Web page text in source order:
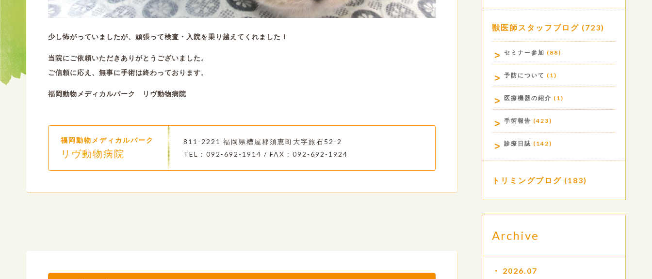
少し怖がっていましたが、頑張って検査・入院を乗り越えてくれました！
当院にご依頼いただきありがとうございました。
ご信頼に応え、無事に手術は終わっております。
福岡動物メディカルパーク リヴ動物病院
福岡動物メディカルパーク
リヴ動物病院
811-2221 福岡県糟屋郡須恵町大字旅石52-2
TEL : 092-692-1914 / FAX : 092-692-1924
獣医師スタッフブログ (723)
セミナー参加 (88)
予防について (1)
医療機器の紹介 (1)
手術報告 (423)
診療日誌 (142)
トリミングブログ (183)
Archive
2026.07